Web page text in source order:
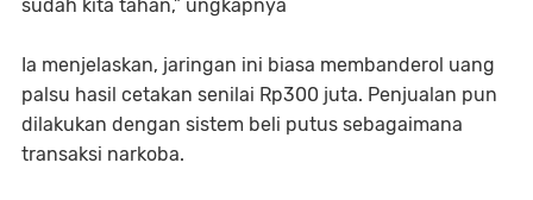
sudah kita tahan,” ungkapnya
Ia menjelaskan, jaringan ini biasa membanderol uang
palsu hasil cetakan senilai Rp300 juta. Penjualan pun
dilakukan dengan sistem beli putus sebagaimana
transaksi narkoba.